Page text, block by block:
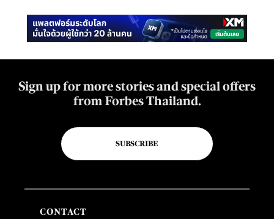
Sign up for more stories and special offers
from Forbes Thailand.
SUBSCRIBE
CONTACT